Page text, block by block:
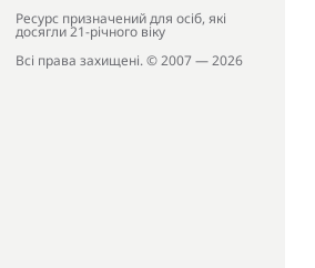
Ресурс призначений для осіб, які
досягли 21-річного віку
Всі права захищені. © 2007 — 2026